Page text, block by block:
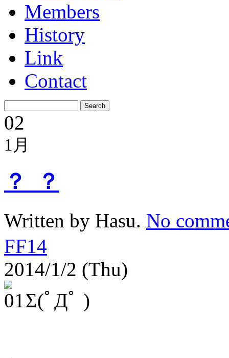
Members
History
Link
Contact
02
1月
？_？
Written by Hasu. No
FF14
2014/1/2 (Thu)
Σ(ﾟДﾟ )